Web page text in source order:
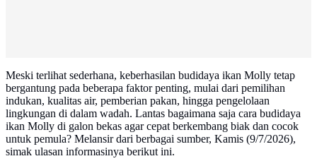
Meski terlihat sederhana, keberhasilan budidaya ikan Molly tetap
bergantung pada beberapa faktor penting, mulai dari pemilihan
indukan, kualitas air, pemberian pakan, hingga pengelolaan
lingkungan di dalam wadah. Lantas bagaimana saja cara budidaya
ikan Molly di galon bekas agar cepat berkembang biak dan cocok
untuk pemula? Melansir dari berbagai sumber, Kamis (9/7/2026),
simak ulasan informasinya berikut ini.